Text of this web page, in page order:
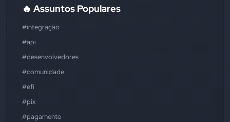
🔥 Assuntos Populares
#integração
#api
#desenvolvedores
#comunidade
#efí
#pix
#pagamento